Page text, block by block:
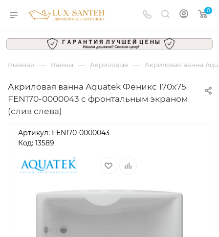
0
Главная — Ванны — Акриловые — Акриловая ванна
Акриловая ванна Aquatek Феникс 170x75
FEN170-0000043 с фронтальным экраном
(слив слева)
Артикул: FEN170-0000043
Код: 13589